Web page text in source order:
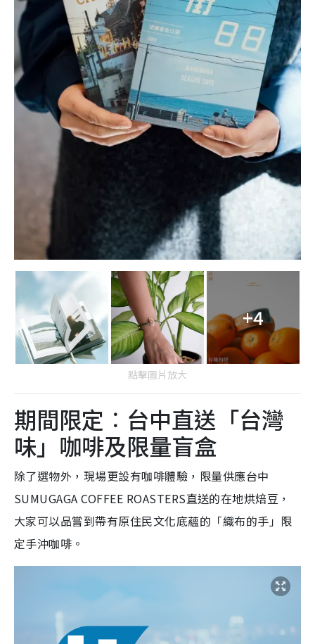
+4
點擊圖片放大
期間限定︰台中直送「台灣
味」咖啡及限量盲盒
除了選物外，現場更設有咖啡體驗，限量供應台中
SUMUGAGA COFFEE ROASTERS直送的在地烘焙豆，
大家可以品嘗到帶有原住民文化底蘊的「織布的手」限
定手沖咖啡。